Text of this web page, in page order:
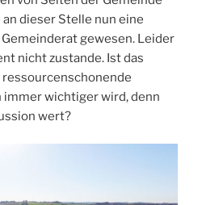
dieser Stelle nun eine
gewesen. Leider
nicht zustande. Ist das
ressourcenschonende
wichtiger wird, denn
wert?